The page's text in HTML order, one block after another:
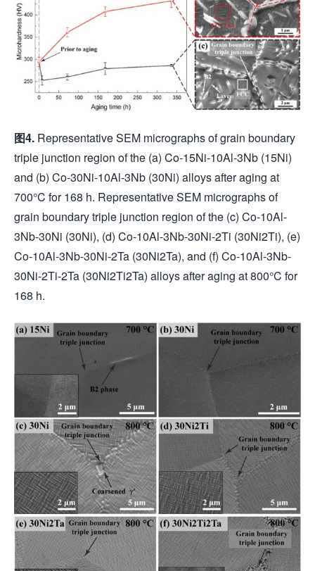
图4. Representative SEM micrographs of grain boundary
triple junction region of the (a) Co-15Ni-10Al-3Nb (15Ni)
and (b) Co-30Ni-10Al-3Nb (30Ni) alloys after aging at
700°C for 168 h. Representative SEM micrographs of
grain boundary triple junction region of the (c) Co-10Al-
3Nb-30Ni (30Ni), (d) Co-10Al-3Nb-30Ni-2Ti (30Ni2Ti), (e)
Co-10Al-3Nb-30Ni-2Ta (30Ni2Ta), and (f) Co-10Al-3Nb-
30Ni-2Ti-2Ta (30Ni2Ti2Ta) alloys after aging at 800°C for
168 h.